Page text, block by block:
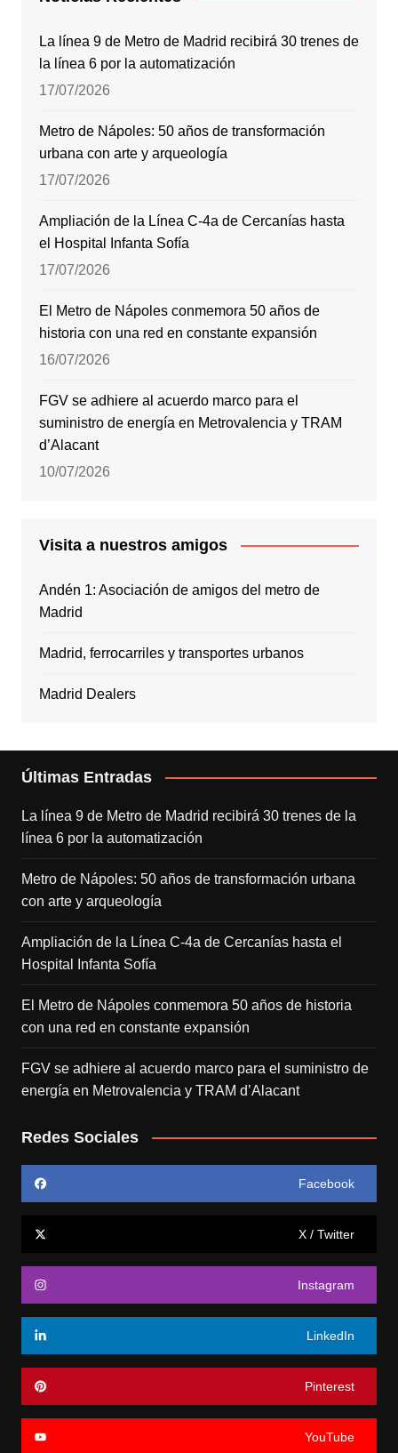
La línea 9 de Metro de Madrid recibirá 30 trenes de
la línea 6 por la automatización
17/07/2026
Metro de Nápoles: 50 años de transformación
urbana con arte y arqueología
17/07/2026
Ampliación de la Línea C-4a de Cercanías hasta
el Hospital Infanta Sofía
17/07/2026
El Metro de Nápoles conmemora 50 años de
historia con una red en constante expansión
16/07/2026
FGV se adhiere al acuerdo marco para el
suministro de energía en Metrovalencia y TRAM
d’Alacant
10/07/2026
Visita a nuestros amigos
Andén 1: Asociación de amigos del metro de
Madrid
Madrid, ferrocarriles y transportes urbanos
Madrid Dealers
Últimas Entradas
La línea 9 de Metro de Madrid recibirá 30 trenes de la
línea 6 por la automatización
Metro de Nápoles: 50 años de transformación urbana
con arte y arqueología
Ampliación de la Línea C-4a de Cercanías hasta el
Hospital Infanta Sofía
El Metro de Nápoles conmemora 50 años de historia
con una red en constante expansión
FGV se adhiere al acuerdo marco para el suministro de
energía en Metrovalencia y TRAM d’Alacant
Redes Sociales
Facebook
X / Twitter
Instagram
LinkedIn
Pinterest
YouTube